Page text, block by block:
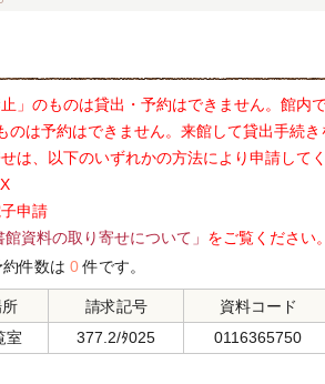
」のものは貸出・予約はできません。館内
は予約はできません。来館して貸出手続き
は、以下のいずれかの方法により申請してく
請
館資料の取り寄せについて」 をご覧ください。
件数は 0件です。
請求記号 資料コード
室 377.2/ﾀ025 0116365750